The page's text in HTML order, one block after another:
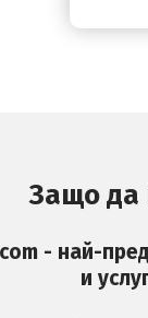
Защо да
- най-
и